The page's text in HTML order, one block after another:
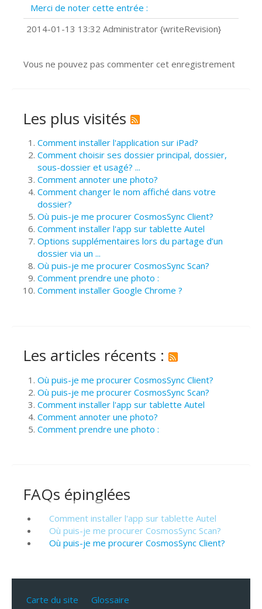
?
Comment installer Google Chrome ?
Merci de noter cette entrée :
2014-01-13 13:32 Administrator {writeRevision}
Vous ne pouvez pas commenter cet enregistrement
Les plus visités
Comment installer l'application sur iPad?
Comment choisir ses dossier principal, dossier,
sous-dossier et usagé? ...
Comment annoter une photo?
Comment changer le nom affiché dans votre
dossier?
Où puis-je me procurer CosmosSync Client?
Comment installer l'app sur tablette Autel
Options supplémentaires lors du partage d’un
dossier via un ...
Où puis-je me procurer CosmosSync Scan?
Comment prendre une photo :
Comment installer Google Chrome ?
Les articles récents :
Où puis-je me procurer CosmosSync Client?
Où puis-je me procurer CosmosSync Scan?
Comment installer l'app sur tablette Autel
Comment annoter une photo?
Comment prendre une photo :
FAQs épinglées
Comment installer l'app sur tablette Autel
Où puis-je me procurer CosmosSync Scan?
Où puis-je me procurer CosmosSync Client?
Carte du site Glossaire